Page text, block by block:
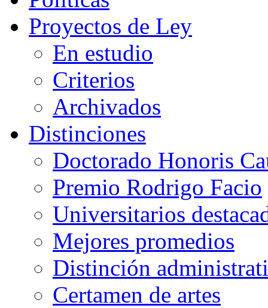
Proyectos de Ley
En estudio
Criterios
Archivados
Distinciones
Doctorado Honoris
Premio Rodrigo Facio
Universitarios
Mejores promedios
Distinción
Certamen de artes